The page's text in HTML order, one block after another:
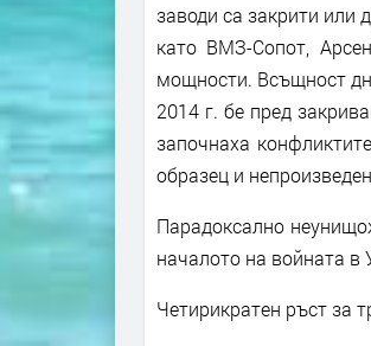
заводи са закрити или
като ВМЗ-Сопот,
мощности. Всъщност
2014 г. бе пред
започнаха
образец и
Парадоксално
началото на войната в
Четирикратен ръст за